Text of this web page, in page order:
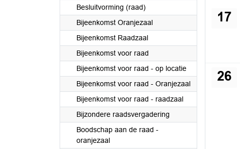
Besluitvorming (raad)
Bijeenkomst Oranjezaal
Bijeenkomst Raadzaal
Bijeenkomst voor raad
Bijeenkomst voor raad - op locatie
Bijeenkomst voor raad - Oranjezaal
Bijeenkomst voor raad - raadzaal
Bijzondere raadsvergadering
Boodschap aan de raad -
oranjezaal
17
26